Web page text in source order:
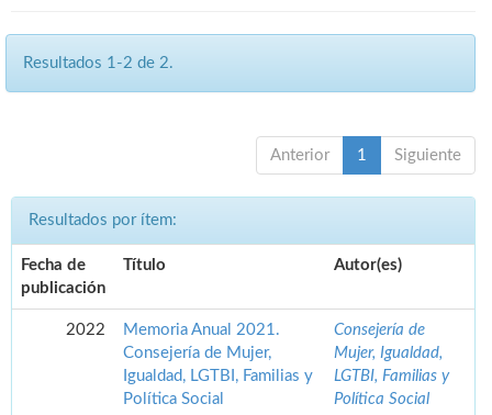
Resultados 1-2 de 2.
Anterior 1 Siguiente
Resultados por ítem:
Fecha de
publicación
Título Autor(es)
2022
Memoria Anual 2021.
Consejería de Mujer,
Igualdad, LGTBI, Familias y
Política Social
Consejería de
Mujer, Igualdad,
LGTBI, Familias y
Política Social